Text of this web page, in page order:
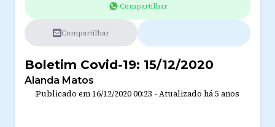
Compartilhar
Compartilhar
Boletim Covid-19: 15/12/2020
Alanda Matos
Publicado em 16/12/2020 00:23 - Atualizado há 5 anos